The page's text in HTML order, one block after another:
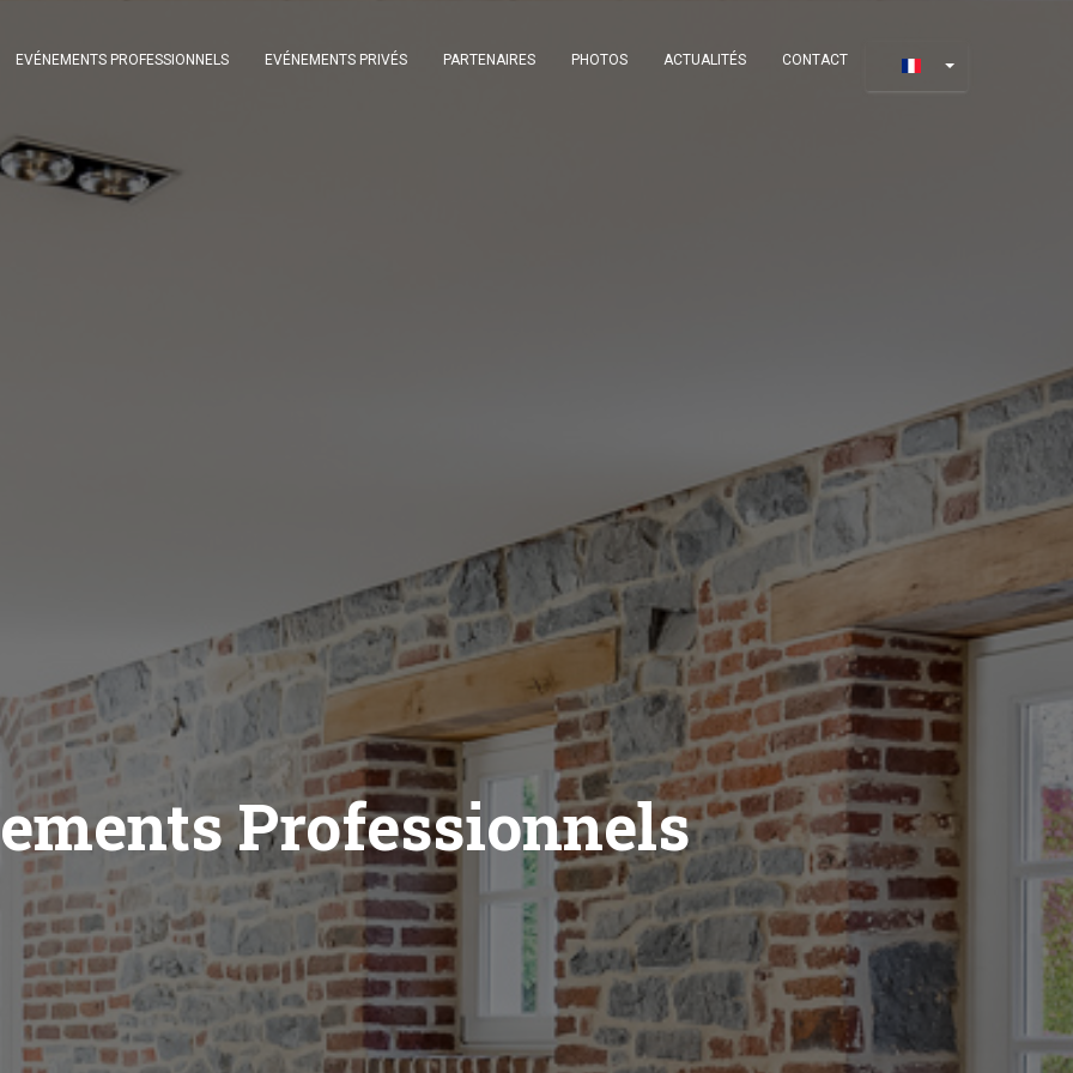
EVÉNEMENTS PROFESSIONNELS EVÉNEMENTS PRIVÉS PARTENAIRES PHOTOS ACTUALITÉS CONTACT
Professionnels